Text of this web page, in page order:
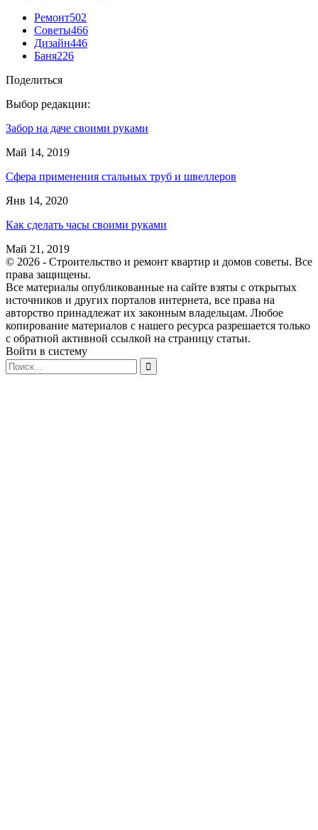
Ремонт502
Советы466
Дизайн446
Баня226
Поделиться
Выбор редакции:
Забор на даче своими руками
Май 14, 2019
Сфера применения стальных труб и швеллеров
Янв 14, 2020
Как сделать часы своими руками
Май 21, 2019
© 2026 - Строительство и ремонт квартир и домов советы. Все
права защищены.
Все материалы опубликованные на сайте взяты с открытых
источников и других порталов интернета, все права на
авторство принадлежат их законным владельцам. Любое
копирование материалов с нашего ресурса разрешается только
с обратной активной ссылкой на страницу статьи.
Войти в систему